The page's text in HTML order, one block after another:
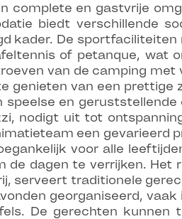
complete en gastvrije
biedt verschillende
kader. De
of petanque, wat
van de camping
genieten van een
en
nodigt uit tot
een
voor alle
dagen te verrijken.
serveert traditionele
georganiseerd,
De gerechten